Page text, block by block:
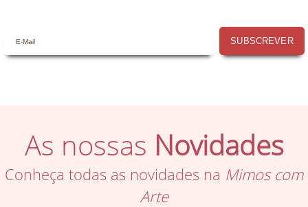
SUBSCREVER
As nossas Novidades
Conheça todas as novidades na Mimos com
Arte